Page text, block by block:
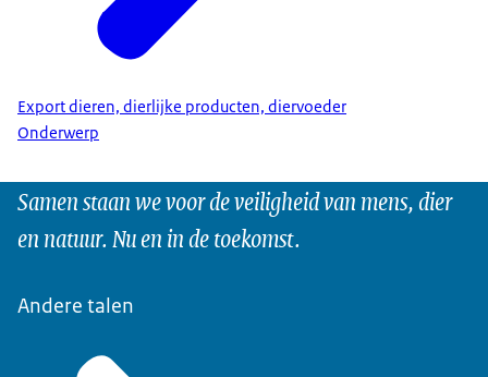
Export dieren, dierlijke producten, diervoeder
Onderwerp
Samen staan we voor de veiligheid van mens, dier
en natuur. Nu en in de toekomst.
Andere talen